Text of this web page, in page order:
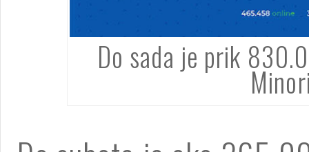
Do sada je prik